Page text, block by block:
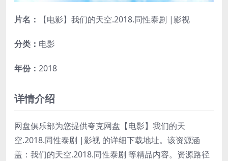
片名： 【电影】我们的天空.2018.同性泰剧 |影视
分类： 电影
年份： 2018
详情介绍
网盘俱乐部为您提供夸克网盘【电影】我们的天
空.2018.同性泰剧 |影视 的详细下载地址。该资源涵
盖：我们的天空.2018.同性泰剧 等精品内容。资源路径